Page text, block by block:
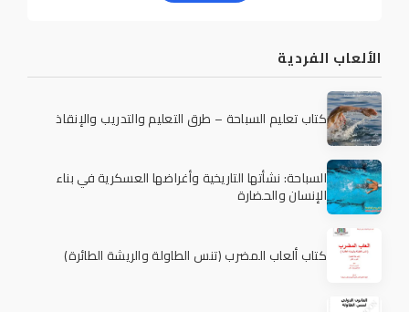
الألعاب الفردية
كتاب تعليم السباحة – طرق التعليم والتدريب والإنقاذ
السباحة: نشأتها التاريخية وأغراضها العسكرية في بناء
الإنسان والحضارة
كتاب ألعاب المضرب (تنس الطاولة والريشة الطائرة)